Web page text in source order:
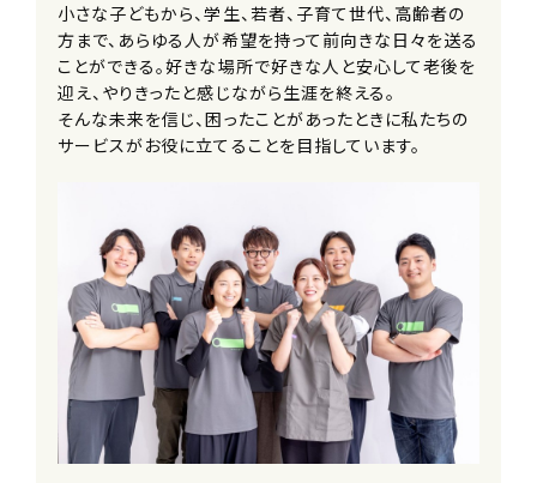
■メンター制度
■社内留学制度
※他事業を経験しにいくことができま
す
■社内公募制度
■選択型人事制度(FA制度)
■家族利用手当
■コミュニケーション費補助
■サークル活動支援制度
■スポーツ観戦チケット配布
■社員紹介制度
■永年勤続手当
■退職金制度
■結婚・出産祝い金
■自社保育園無料利用制度
※一部時間無料対象外・空きがない場
小さな子どもから、学生、若者、子育て世代、高齢者の
方まで、あらゆる人が希望を持って前向きな日々を送る
ことができる。好きな場所で好きな人と安心して老後を
迎え、やりきったと感じながら生涯を終える。
そんな未来を信じ、困ったことがあったときに私たちの
サービスがお役に立てることを目指しています。